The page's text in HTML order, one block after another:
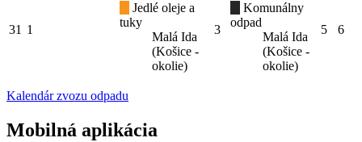
31 1
Jedlé oleje a
tuky
Malá Ida
(Košice -
okolie)
3
Komunálny
odpad
Malá Ida
(Košice -
okolie)
5 6
Kalendár zvozu odpadu
Mobilná aplikácia